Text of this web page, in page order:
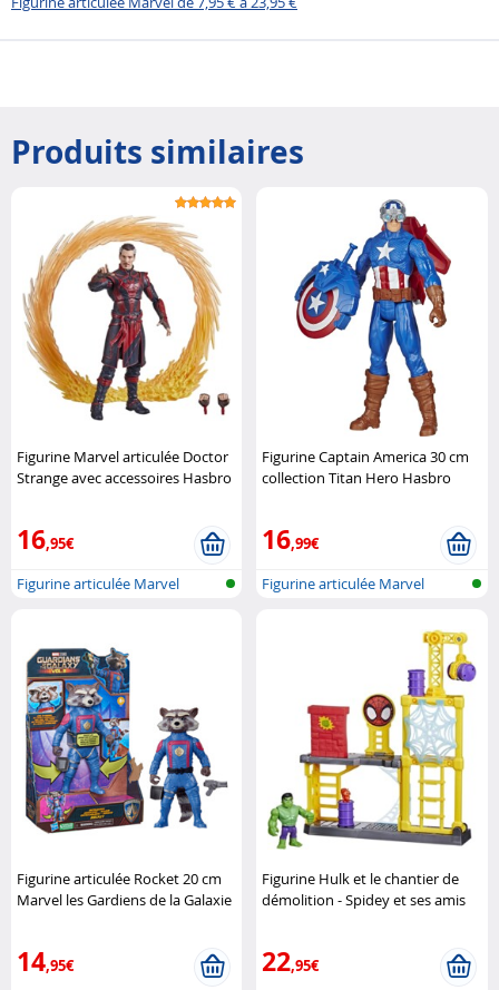
Produits similaires
Figurine Marvel articulée Doctor
Strange avec accessoires Hasbro
16,95€
Figurine articulée Marvel
Figurine Captain America 30 cm
collection Titan Hero Hasbro
16,99€
Figurine articulée Marvel
Figurine articulée Rocket 20 cm
Marvel les Gardiens de la Galaxie
14,95€
Figurine Hulk et le chantier de
démolition - Spidey et ses amis
22,95€